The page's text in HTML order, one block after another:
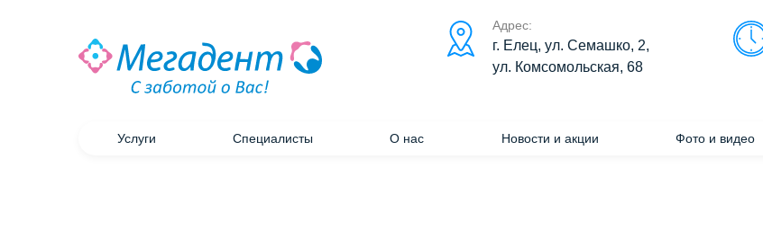
Адрес:
г. Елец, ул. Семашко, 2,
ул. Комсомольская, 68
Услуги Специалисты О нас Новости и акции Фото и видео